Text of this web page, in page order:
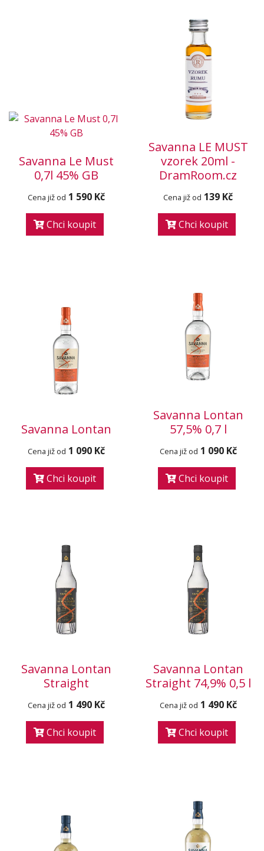
Savanna Le Must
0,7l 45% GB
Cena již od 1 590 Kč
Chci koupit
Savanna LE MUST
vzorek 20ml -
DramRoom.cz
Cena již od 139 Kč
Chci koupit
Savanna Lontan
Cena již od 1 090 Kč
Chci koupit
Savanna Lontan
57,5% 0,7 l
Cena již od 1 090 Kč
Chci koupit
Savanna Lontan
Straight
Cena již od 1 490 Kč
Chci koupit
Savanna Lontan
Straight 74,9% 0,5 l
Cena již od 1 490 Kč
Chci koupit